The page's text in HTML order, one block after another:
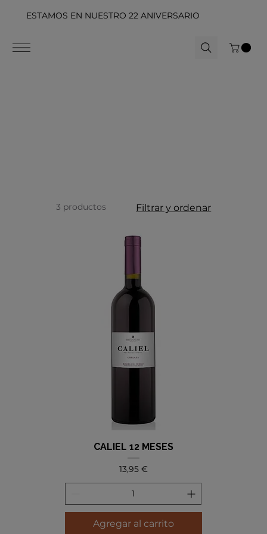
ESTAMOS EN NUESTRO 22 ANIVERSARIO
3 productos Filtrar y ordenar
CALIEL 12 MESES
Precio
13,95 €
Agregar al carrito